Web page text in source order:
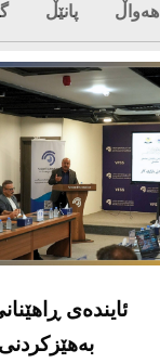
هەواڵ پانێڵ
ئایندەی